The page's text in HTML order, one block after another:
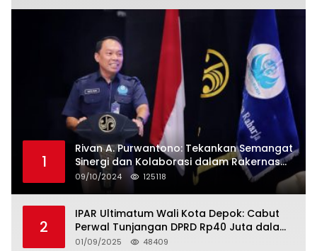
1
Rivan A. Purwantono: Tekankan Semangat
Sinergi dan Kolaborasi dalam Rakernas
Serikat Pekerja Jasa Raharja
09/10/2024 125118
2
IPAR Ultimatum Wali Kota Depok: Cabut
Perwal Tunjangan DPRD Rp40 Juta dalam
5 Hari atau Hadapi Aksi Rakyat
01/09/2025 48409